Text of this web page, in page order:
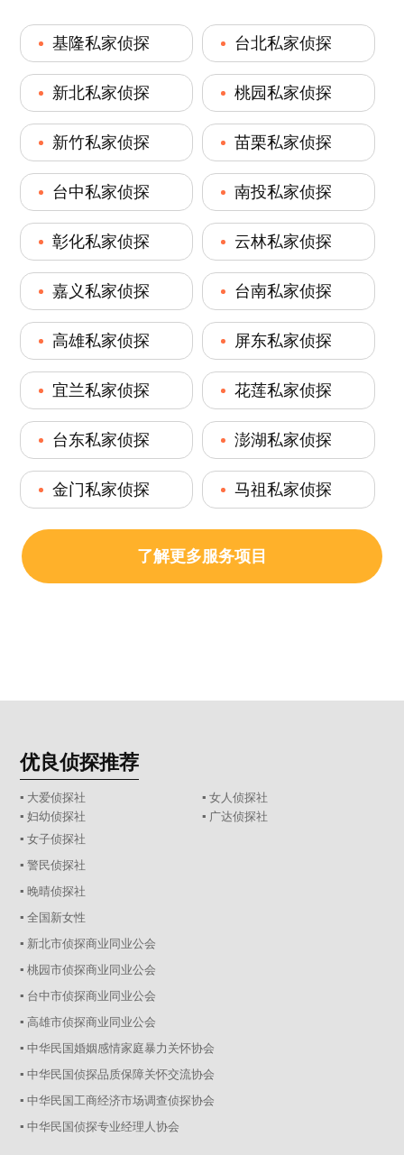
基隆私家侦探 台北私家侦探
新北私家侦探 桃园私家侦探
新竹私家侦探 苗栗私家侦探
台中私家侦探 南投私家侦探
彰化私家侦探 云林私家侦探
嘉义私家侦探 台南私家侦探
高雄私家侦探 屏东私家侦探
宜兰私家侦探 花莲私家侦探
台东私家侦探 澎湖私家侦探
金门私家侦探 马祖私家侦探
了解更多服务项目
优良侦探推荐
▪ 大爱侦探社
▪ 女人侦探社
▪ 妇幼侦探社
▪ 广达侦探社
▪ 女子侦探社
▪ 警民侦探社
▪ 晚晴侦探社
▪ 全国新女性
▪ 新北市侦探商业同业公会
▪ 桃园市侦探商业同业公会
▪ 台中市侦探商业同业公会
▪ 高雄市侦探商业同业公会
▪ 中华民国婚姻感情家庭暴力关怀协会
▪ 中华民国侦探品质保障关怀交流协会
▪ 中华民国工商经济市场调查侦探协会
▪ 中华民国侦探专业经理人协会